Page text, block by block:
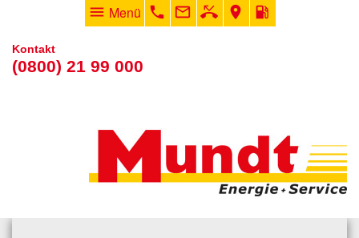
menu Menü phone mail_outline phone_missed room local_gas_station
Kontakt
(0800) 21 99 000